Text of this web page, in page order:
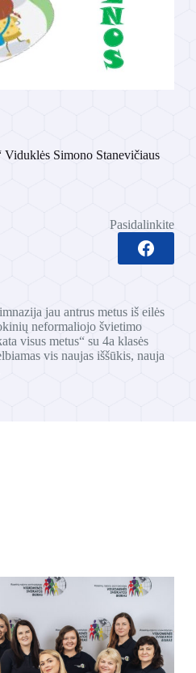
Viduklės Simono Stanevičiaus
Pasidalinkite
jau antrus metus iš eilės
neformaliojo švietimo
visus metus“ su 4a klasės
vis naujas iššūkis, nauja